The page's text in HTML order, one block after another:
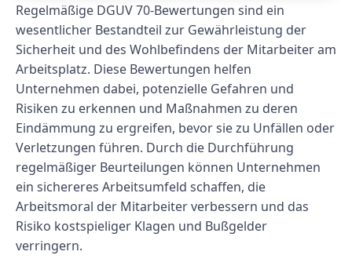
Regelmäßige DGUV 70-Bewertungen sind ein
wesentlicher Bestandteil zur Gewährleistung der
Sicherheit und des Wohlbefindens der Mitarbeiter am
Arbeitsplatz. Diese Bewertungen helfen
Unternehmen dabei, potenzielle Gefahren und
Risiken zu erkennen und Maßnahmen zu deren
Eindämmung zu ergreifen, bevor sie zu Unfällen oder
Verletzungen führen. Durch die Durchführung
regelmäßiger Beurteilungen können Unternehmen
ein sichereres Arbeitsumfeld schaffen, die
Arbeitsmoral der Mitarbeiter verbessern und das
Risiko kostspieliger Klagen und Bußgelder
verringern.